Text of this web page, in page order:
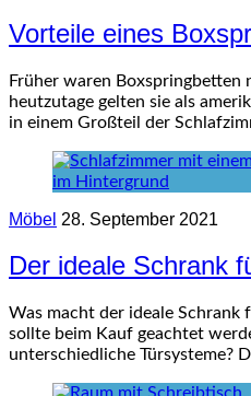
Vorteile eines
Früher waren Boxspringbetten
heutzutage gelten sie als
in einem Großteil der
Möbel 28. September 2021
Der ideale Schrank
Was macht der ideale Schrank
sollte beim Kauf geachtet
unterschiedliche Türsysteme?